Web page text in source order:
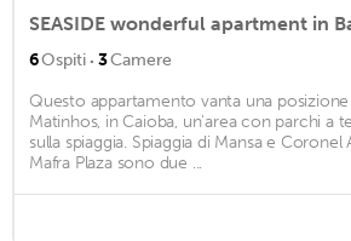
SEASIDE wonderful apartment in
6Ospiti · 3Camere
Questo appartamento vanta una
Matinhos, in Caioba, un'area con parchi a
sulla spiaggia. Spiaggia di Mansa e Coronel
Mafra Plaza sono due ...